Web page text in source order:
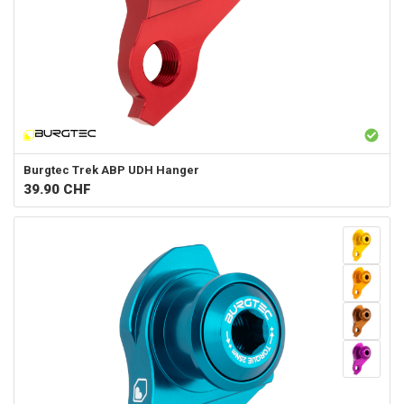
Burgtec Trek ABP UDH Hanger
39.90 CHF